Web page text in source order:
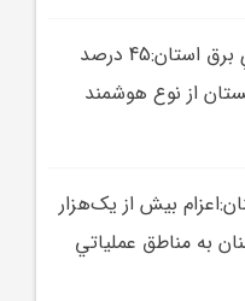
مديرعامل شرکت توزيع نيروي برق استان:45 درصد
از نوع هوشمند
بيش از يک‌هزار
به مناطق عملياتي